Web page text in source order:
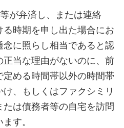
が弁済し、または連絡
る時期を申し出た場合にお
に照らし相当であると認
当な理由がないのに、前
める時間帯以外の時間帯
、もしくはファクシミリ
は債務者等の自宅を訪問
す。